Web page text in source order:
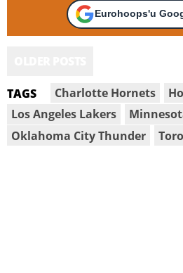
Eurohoops'u
TAGS Charlotte Hornets
Los Angeles Lakers
Oklahoma City Thunder